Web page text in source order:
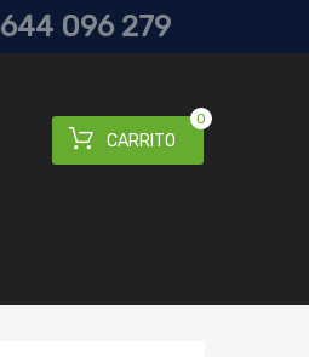
644 096 279
CARRITO
0